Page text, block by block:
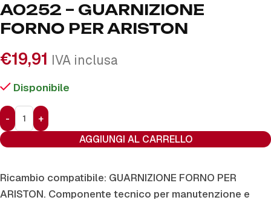
A0252 – GUARNIZIONE
FORNO PER ARISTON
€19,91 IVA inclusa
Disponibile
AGGIUNGI AL CARRELLO
Ricambio compatibile: GUARNIZIONE FORNO PER
ARISTON. Componente tecnico per manutenzione e